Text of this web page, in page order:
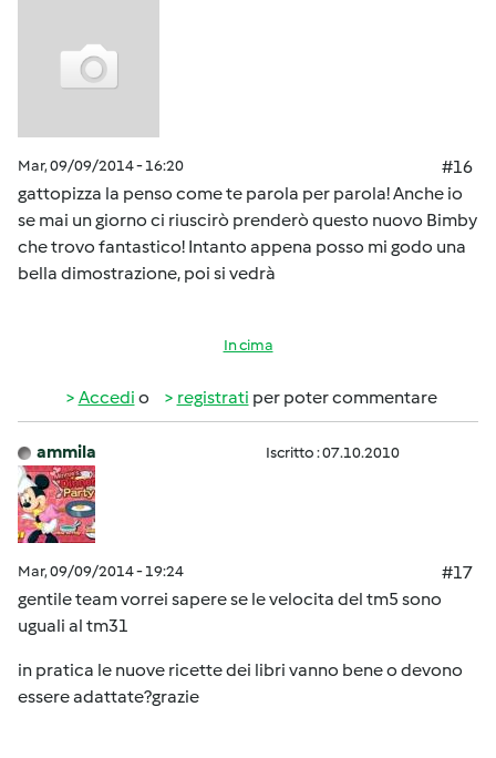
Mar, 09/09/2014 - 16:20
#16
gattopizza la penso come te parola per parola! Anche io
se mai un giorno ci riuscirò prenderò questo nuovo Bimby
che trovo fantastico! Intanto appena posso mi godo una
bella dimostrazione, poi si vedrà
In cima
Accedi o registrati per poter commentare
ammila Iscritto : 07.10.2010
Mar, 09/09/2014 - 19:24
#17
gentile team vorrei sapere se le velocita del tm5 sono
uguali al tm31
in pratica le nuove ricette dei libri vanno bene o devono
essere adattate?grazie